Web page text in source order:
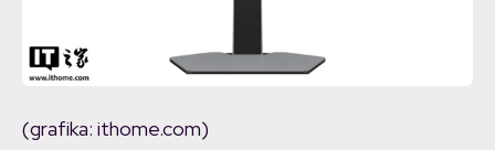
(grafika: ithome.com)